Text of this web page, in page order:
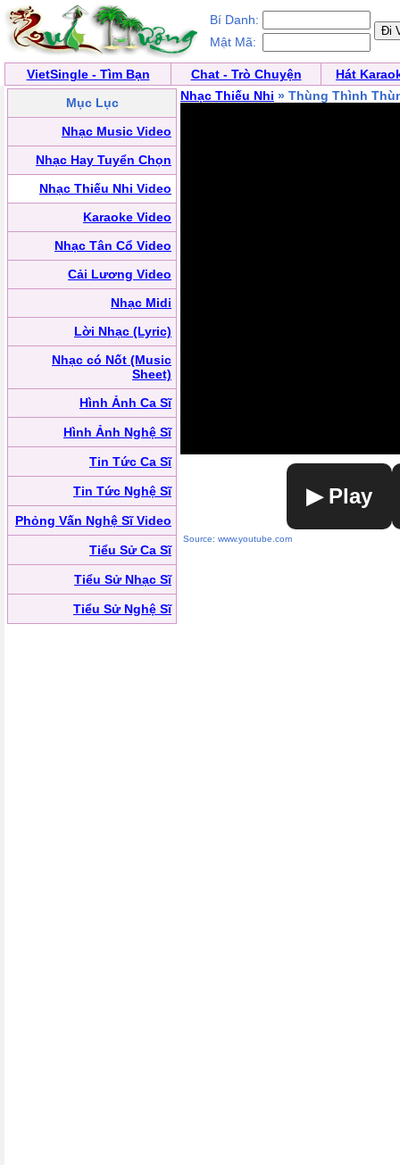
Bí Danh:
Mật Mã:
VietSingle - Tìm Bạn Chat - Trò Chuyện
Hát
Mục Lục
Nhạc Music Video
Nhạc Hay Tuyển Chọn
Nhạc Thiếu Nhi Video
Karaoke Video
Nhạc Tân Cổ Video
Cải Lương Video
Nhạc Midi
Lời Nhạc (Lyric)
Nhạc có Nốt (Music
Sheet)
Hình Ảnh Ca Sĩ
Hình Ảnh Nghệ Sĩ
Tin Tức Ca Sĩ
Tin Tức Nghệ Sĩ
Phỏng Vấn Nghệ Sĩ Video
Tiểu Sử Ca Sĩ
Tiểu Sử Nhạc Sĩ
Tiểu Sử Nghệ Sĩ
Nhạc Thiếu Nhi » Thùng Thình
▶ Play
Source: www.youtube.com